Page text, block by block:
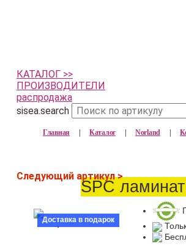
КАТАЛОГ >>
ПРОИЗВОДИТЕЛИ
распродажа
sisea.search
Главная Каталог Norland
Следующий артикул >
SPC
Доставка в подарок